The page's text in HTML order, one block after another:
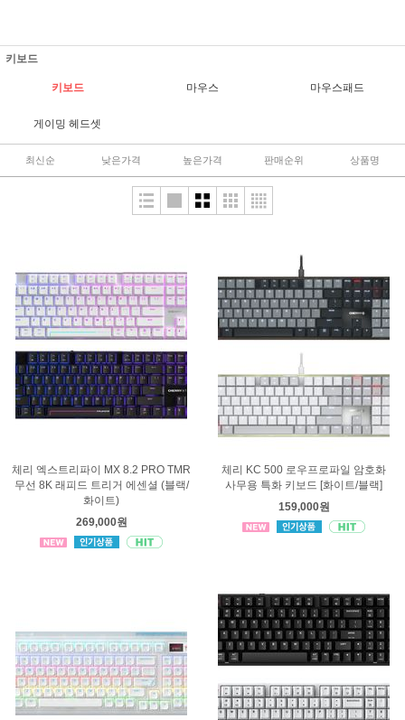
키보드
키보드 마우스 마우스패드
게이밍 헤드셋
최신순 낮은가격 높은가격 판매순위 상품명
체리 엑스트리파이 MX 8.2 PRO TMR
무선 8K 래피드 트리거 에센셜 (블랙/
화이트)
269,000원
체리 KC 500 로우프로파일 암호화
사무용 특화 키보드 [화이트/블랙]
159,000원